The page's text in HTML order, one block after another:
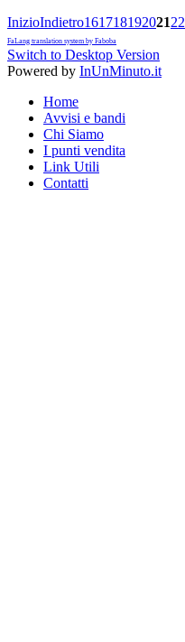
InizioIndietro16171819202122
FaLang translation system by Faboba
Switch to Desktop Version
Powered by InUnMinuto.it
Home
Avvisi e bandi
Chi Siamo
I punti vendita
Link Utili
Contatti